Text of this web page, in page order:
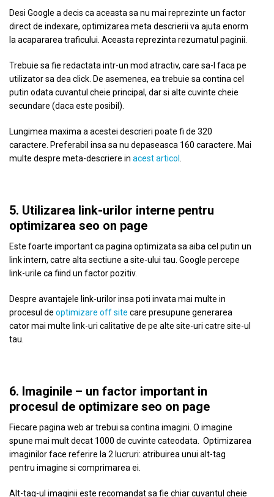
Desi Google a decis ca aceasta sa nu mai reprezinte un factor
direct de indexare, optimizarea meta descrierii va ajuta enorm
la acapararea traficului. Aceasta reprezinta rezumatul paginii.
Trebuie sa fie redactata intr-un mod atractiv, care sa-l faca pe
utilizator sa dea click. De asemenea, ea trebuie sa contina cel
putin odata cuvantul cheie principal, dar si alte cuvinte cheie
secundare (daca este posibil).
Lungimea maxima a acestei descrieri poate fi de 320
caractere. Preferabil insa sa nu depaseasca 160 caractere. Mai
multe despre meta-descriere in acest articol
5. Utilizarea link-urilor interne pentru
optimizarea seo on page
Este foarte important ca pagina optimizata sa aiba cel putin un
link intern, catre alta sectiune a site-ului tau. Google percepe
link-urile ca fiind un factor pozitiv.
Despre avantajele link-urilor insa poti invata mai multe in
procesul de optimizare off site care presupune generarea
cator mai multe link-uri calitative de pe alte site-uri catre site-ul
tau.
6. Imaginile – un factor important in
procesul de optimizare seo on page
Fiecare pagina web ar trebui sa contina imagini. O imagine
spune mai mult decat 1000 de cuvinte cateodata. Optimizarea
imaginilor face referire la 2 lucruri: atribuirea unui alt-tag
pentru imagine si comprimarea ei.
Alt-tag-ul imaginii este recomandat sa fie chiar cuvantul cheie